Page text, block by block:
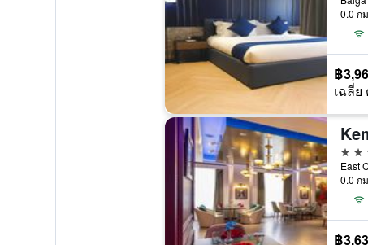
0.0 ก
฿
เฉลี่
5 ดา
0.0 ก
฿